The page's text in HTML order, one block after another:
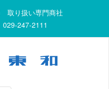
取り扱い専門商社
029-247-2111